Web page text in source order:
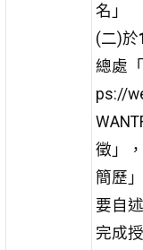
名」
(二)於
總處
ps://
徵」
簡歷
要自
完成